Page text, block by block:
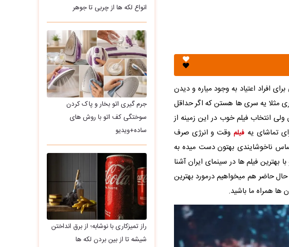
افراد اعتیاد به وجود میاره و دیدن
مثلا یه سری ها هستن که اگر حداقل
ولی انتخاب فیلم خوب در این زمینه از
تماشای یه فیلم وقت و انرژی صرف
ناخوشایندی بهتون دست میده به
فیلم ها در سینمای ایران آشنا
حاضر هم میخواهیم درمورد بهترین
ها همراه ما باشید.
انواع لکه ها از چربی تا جوهر
جرم گیری اتو بخار و پاک کردن
سوختگی کف اتو با روش های
ساده+ویدیو
راز تمیزکاری با نوشابه؛ از برق انداختن
شیشه تا از بین بردن لکه ها